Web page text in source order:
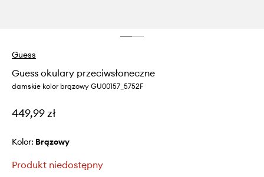
Guess
Guess okulary przeciwsłoneczne
damskie kolor brązowy GU00157_5752F
449,99 zł
Kolor: brązowy
Produkt niedostępny